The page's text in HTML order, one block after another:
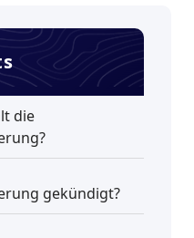
die
gekündigt?